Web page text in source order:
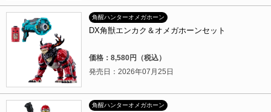
角醒ハンターオメガホーン
DX角獣エンカク＆オメガホーンセット
価格：8,580円（税込）
発売日：2026年07月25日
角醒ハンターオメガホーン